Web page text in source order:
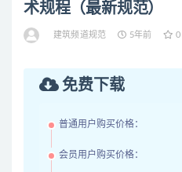
术规程（最新规范）
建筑频道规范 5年前 0
免费下载
普通用户购买价格：
会员用户购买价格：